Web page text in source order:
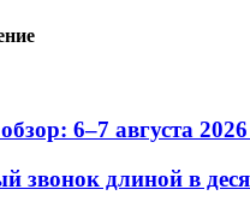
6–7 августа
звонок длиной в